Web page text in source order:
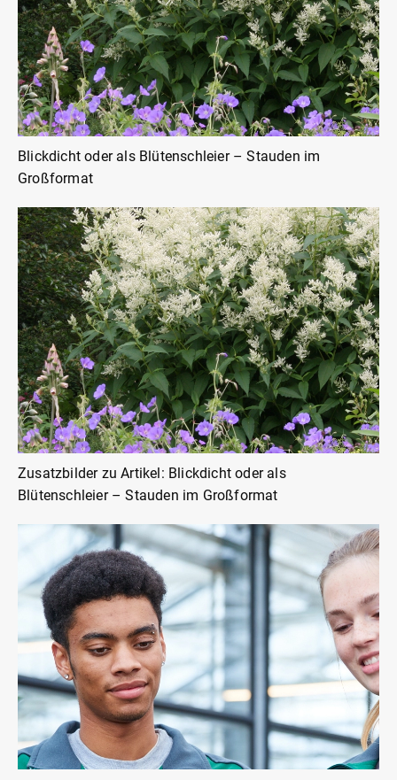
Blickdicht oder als Blütenschleier – Stauden im
Großformat
Zusatzbilder zu Artikel: Blickdicht oder als
Blütenschleier – Stauden im Großformat